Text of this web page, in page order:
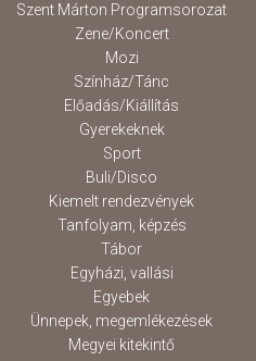
Szent Márton Programsorozat
Zene/Koncert
Mozi
Színház/Tánc
Előadás/Kiállítás
Gyerekeknek
Sport
Buli/Disco
Kiemelt rendezvények
Tanfolyam, képzés
Tábor
Egyházi, vallási
Egyebek
Ünnepek, megemlékezések
Megyei kitekintő